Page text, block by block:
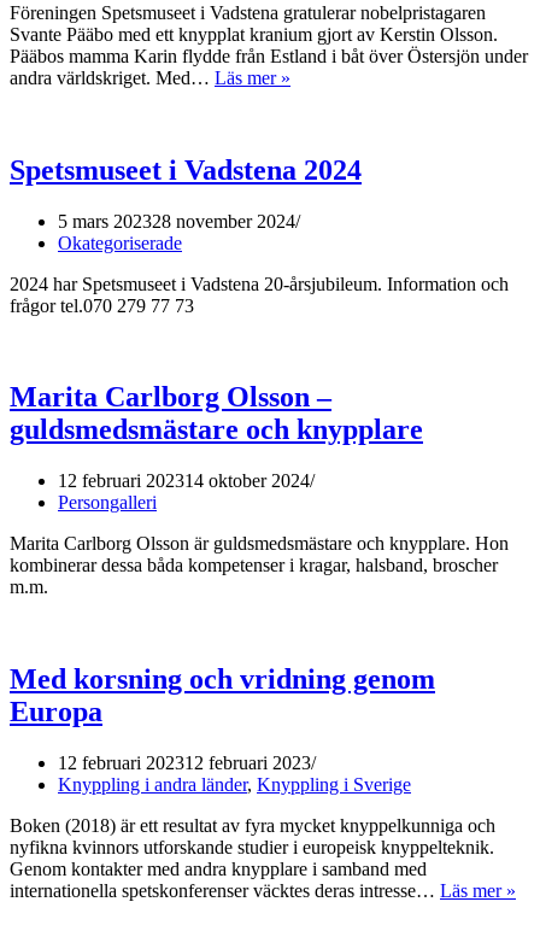
Föreningen Spetsmuseet i Vadstena gratulerar nobelpristagaren
Svante Pääbo med ett knypplat kranium gjort av Kerstin Olsson.
Pääbos mamma Karin flydde från Estland i båt över Östersjön under
andra världskriget. Med… Läs mer »
Pääbos
ära
Spetsmuseet i Vadstena 2024
5 mars 202328 november 2024
Okategoriserade
2024 har Spetsmuseet i Vadstena 20-årsjubileum. Information och
frågor tel.070 279 77 73
Marita Carlborg Olsson –
guldsmedsmästare och knypplare
12 februari 202314 oktober 2024
Persongalleri
Marita Carlborg Olsson är guldsmedsmästare och knypplare. Hon
kombinerar dessa båda kompetenser i kragar, halsband, broscher
m.m.
Med korsning och vridning genom
Europa
12 februari 202312 februari 2023
Knyppling i andra länder, Knyppling i Sverige
Boken (2018) är ett resultat av fyra mycket knyppelkunniga och
nyfikna kvinnors utforskande studier i europeisk knyppelteknik.
Genom kontakter med andra knypplare i samband med
internationella spetskonferenser väcktes deras intresse… Läs mer »